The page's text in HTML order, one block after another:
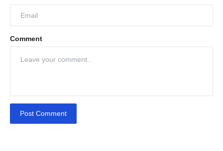
Comment
Post Comment